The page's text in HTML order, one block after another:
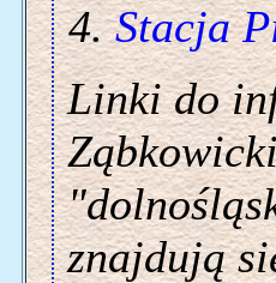
Stacja
Linki do
znajdują